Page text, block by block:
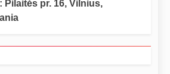
Pilaitės pr. 16, Vilnius,